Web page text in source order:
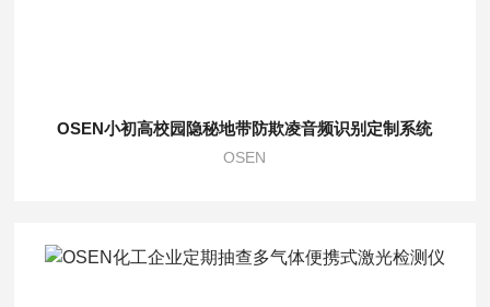
OSEN小初高校园隐秘地带防欺凌音频识别定制系统
OSEN